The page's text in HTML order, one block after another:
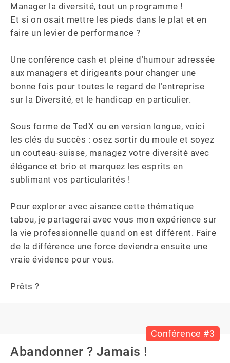
Manager la diversité, tout un programme !
Et si on osait mettre les pieds dans le plat et en
faire un levier de performance ?
Une conférence cash et pleine d’humour adressée
aux managers et dirigeants pour changer une
bonne fois pour toutes le regard de l’entreprise
sur la Diversité, et le handicap en particulier.
Sous forme de TedX ou en version longue, voici
les clés du succès : osez sortir du moule et soyez
un couteau-suisse, managez votre diversité avec
élégance et brio et marquez les esprits en
sublimant vos particularités !
Pour explorer avec aisance cette thématique
tabou, je partagerai avec vous mon expérience sur
la vie professionnelle quand on est différent. Faire
de la différence une force deviendra ensuite une
vraie évidence pour vous.
Prêts ?
Conférence #3
Abandonner ? Jamais !